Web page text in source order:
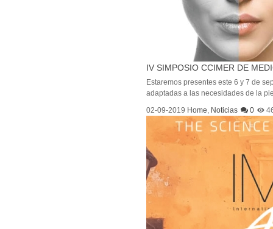
IV SIMPOSIO CCIMER DE
Estaremos presentes este 6 y 7 de
adaptadas a las necesidades de la
02-09-2019 Home, Noticias 0